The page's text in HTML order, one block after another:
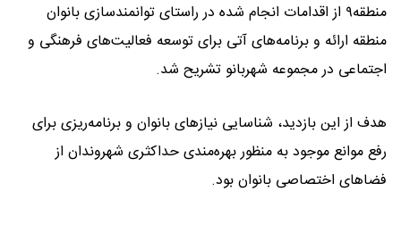
منطقه۹ از اقدامات انجام شده در راستای توانمندسازی بانوان
منطقه ارائه و برنامه‌های آتی برای توسعه فعالیت‌های فرهنگی و
اجتماعی در مجموعه شهربانو تشریح شد.
هدف از این بازدید، شناسایی نیازهای بانوان و برنامه‌ریزی برای
رفع موانع موجود به منظور بهره‌مندی حداکثری شهروندان از
فضاهای اختصاصی بانوان بود.